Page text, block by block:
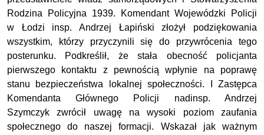
Rodzina Policyjna 1939.
Komendant Wojewódzki Policji
w Łodzi insp. Andrzej Łapiński złożył podziękowania
wszystkim, którzy przyczynili się do przywrócenia tego
posterunku. Podkreślił, że stała obecność policjanta
pierwszego kontaktu z pewnością wpłynie na poprawę
stanu bezpieczeństwa lokalnej społeczności.
I Zastępca
Komendanta Głównego Policji nadinsp. Andrzej
Szymczyk zwrócił uwagę na wysoki poziom zaufania
społecznego do naszej formacji. Wskazał jak ważnym